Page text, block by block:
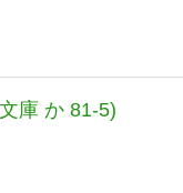
庫 か 81-5)